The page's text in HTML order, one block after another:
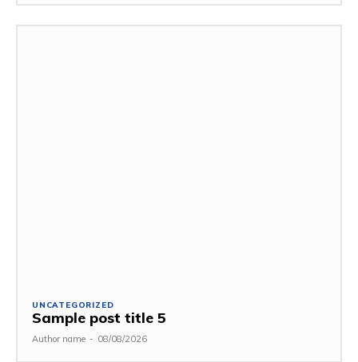
UNCATEGORIZED
Sample post title 5
Author name - 08/08/2026